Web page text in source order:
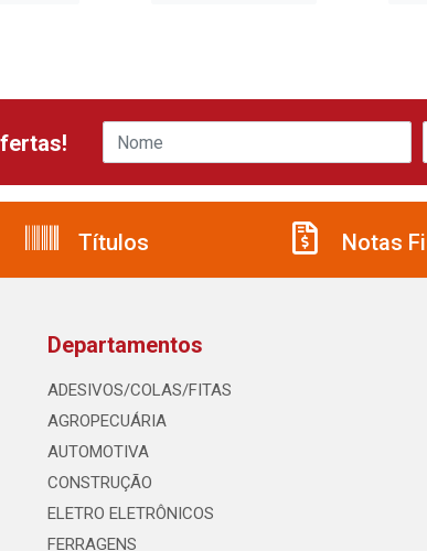
Títulos Notas
Departamentos
ADESIVOS/COLAS/FITAS
AGROPECUÁRIA
AUTOMOTIVA
CONSTRUÇÃO
ELETRO ELETRÔNICOS
FERRAGENS